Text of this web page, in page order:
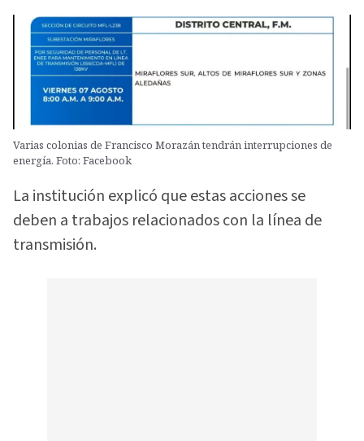
Varias colonias de Francisco Morazán tendrán interrupciones de
energía. Foto: Facebook
La institución explicó que estas acciones se
deben a trabajos relacionados con la línea de
transmisión.